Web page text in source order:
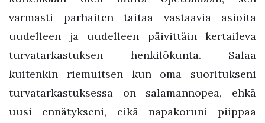
varmasti parhaiten taitaa vastaavia asioita
uudelleen ja uudelleen päivittäin kertaileva
turvatarkastuksen henkilökunta. Salaa
kuitenkin riemuitsen kun oma suoritukseni
turvatarkastuksessa on salamannopea, ehkä
uusi ennätykseni, eikä napakoruni piippaa